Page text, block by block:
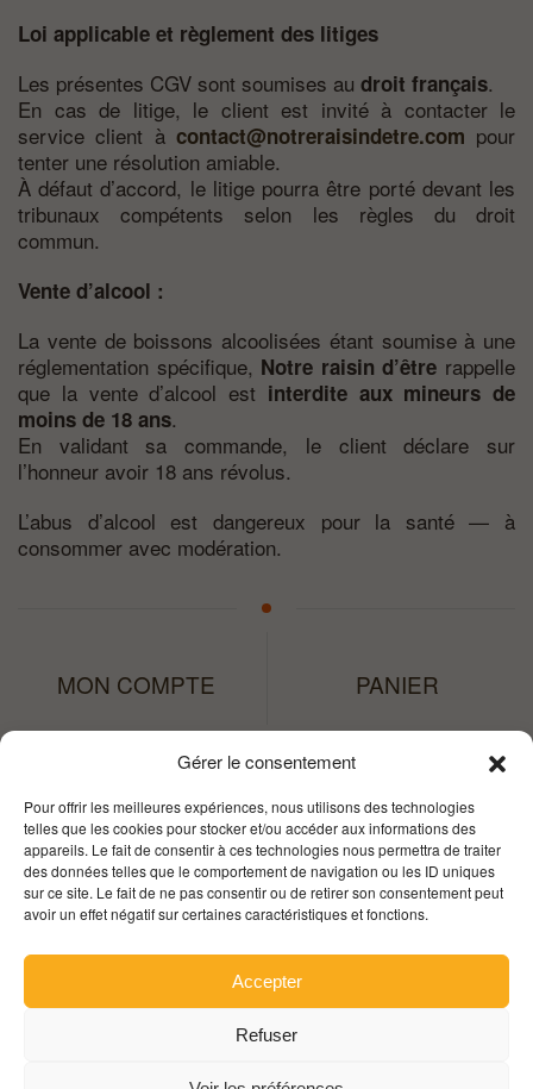
Gérer le consentement
Pour offrir les meilleures expériences, nous utilisons des technologies
telles que les cookies pour stocker et/ou accéder aux informations des
appareils. Le fait de consentir à ces technologies nous permettra de traiter
des données telles que le comportement de navigation ou les ID uniques
sur ce site. Le fait de ne pas consentir ou de retirer son consentement peut
avoir un effet négatif sur certaines caractéristiques et fonctions.
Accepter
Refuser
Loi applicable et règlement des litiges
Les présentes CGV sont soumises au droit français.
En cas de litige, le client est invité à contacter le
service client à contact@notreraisindetre.com pour
tenter une résolution amiable.
À défaut d’accord, le litige pourra être porté devant les
tribunaux compétents selon les règles du droit
commun.
Vente d’alcool :
La vente de boissons alcoolisées étant soumise à une
réglementation spécifique, Notre raisin d’être rappelle
que la vente d’alcool est interdite aux mineurs de
moins de 18 ans.
En validant sa commande, le client déclare sur
l’honneur avoir 18 ans révolus.
L’abus d’alcool est dangereux pour la santé — à
consommer avec modération.
MON COMPTE PANIER
© Copyright B.Martin / M7creation • Réalisé avec